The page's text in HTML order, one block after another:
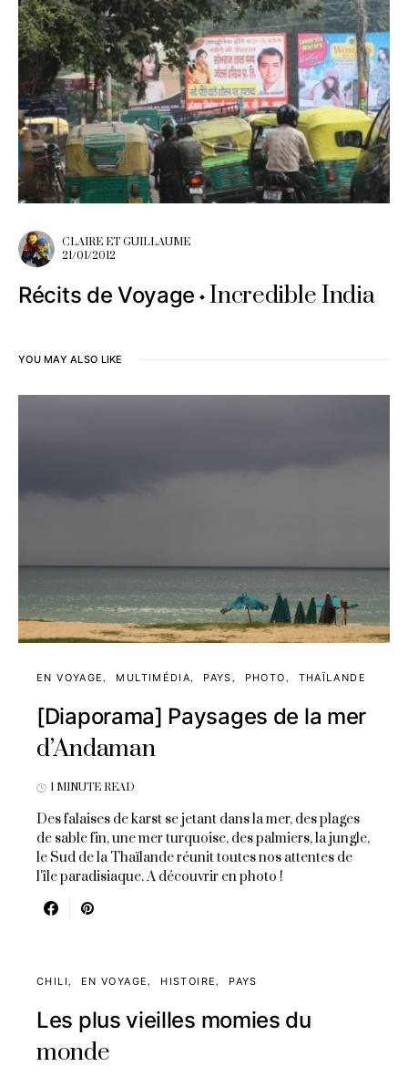
CLAIRE ET GUILLAUME
21/01/2012
Récits de Voyage Incredible India
YOU MAY ALSO LIKE
EN VOYAGE MULTIMÉDIA PAYS PHOTO THAÏLANDE
[Diaporama] Paysages de la mer
d’Andaman
1 MINUTE READ
Des falaises de karst se jetant dans la mer, des plages
de sable fin, une mer turquoise, des palmiers, la jungle,
le Sud de la Thaïlande réunit toutes nos attentes de
l'île paradisiaque. A découvrir en photo !
CHILI EN VOYAGE HISTOIRE PAYS
Les plus vieilles momies du
monde